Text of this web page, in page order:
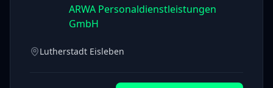
ARWA Personaldienstleistungen
GmbH
Lutherstadt Eisleben